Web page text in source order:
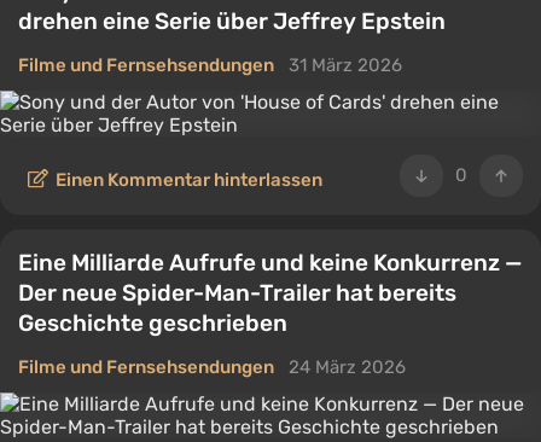
drehen eine Serie über Jeffrey Epstein
Filme und Fernsehsendungen 31 März 2026
0
Einen Kommentar hinterlassen
Eine Milliarde Aufrufe und keine Konkurrenz —
Der neue Spider-Man-Trailer hat bereits
Geschichte geschrieben
Filme und Fernsehsendungen 24 März 2026